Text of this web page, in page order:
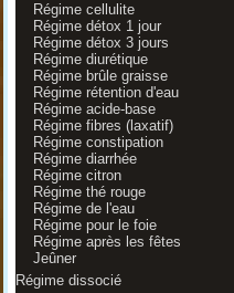
Régime cellulite
Régime détox 1 jour
Régime détox 3 jours
Régime diurétique
Régime brûle graisse
Régime rétention d'eau
Régime acide-base
Régime fibres (laxatif)
Régime constipation
Régime diarrhée
Régime citron
Régime thé rouge
Régime de l'eau
Régime pour le foie
Régime après les fêtes
Jeûner
Régime dissocié